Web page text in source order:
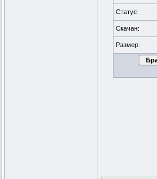
Статус:
Скачан:
Размер: